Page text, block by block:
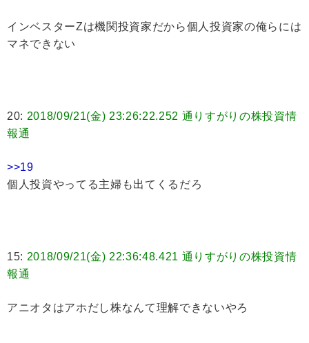
インベスターZは機関投資家だから個人投資家の俺らには
マネできない
20: 2018/09/21(金) 23:26:22.252 通りすがりの株投資情
報通
>>19
個人投資やってる主婦も出てくるだろ
15: 2018/09/21(金) 22:36:48.421 通りすがりの株投資情
報通
アニオタはアホだし株なんて理解できないやろ